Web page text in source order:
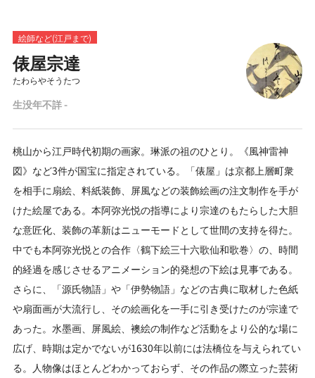
絵師など(江戸まで)
俵屋宗達
たわらやそうたつ
生没年不詳 -
桃山から江戸時代初期の画家。琳派の祖のひとり。《風神雷神
図》など3件が国宝に指定されている。「俵屋」は京都上層町衆
を相手に扇絵、料紙装飾、屏風などの装飾絵画の注文制作を手が
けた絵屋である。本阿弥光悦の指導により宗達のもたらした大胆
な意匠化、装飾の革新はニューモードとして世間の支持を得た。
中でも本阿弥光悦との合作〈鶴下絵三十六歌仙和歌巻〉の、時間
的経過を感じさせるアニメーション的発想の下絵は見事である。
さらに、「源氏物語」や「伊勢物語」などの古典に取材した色紙
や扇面画が大流行し、その絵画化を一手に引き受けたのが宗達で
あった。水墨画、屏風絵、襖絵の制作など活動をより公的な場に
広げ、時期は定かでないが1630年以前には法橋位を与えられてい
る。人物像はほとんどわかっておらず、その作品の際立った芸術